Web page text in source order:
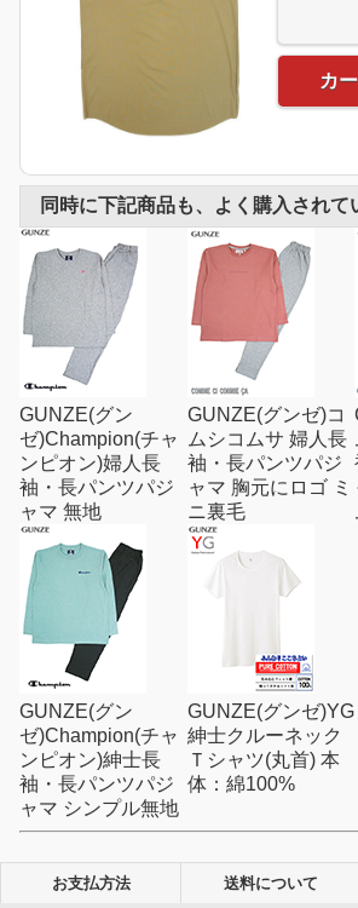
カ
同時に下記商品も、よく購入されて
GUNZE(グン
ゼ)Champion(チャ
ンピオン)婦人長
袖・長パンツパジ
ャマ 無地
GUNZE(グンゼ)コ
ムシコムサ 婦人長
袖・長パンツパジ
ャマ 胸元にロゴ ミ
ニ裏毛
GUNZE(グン
ゼ)Champion(チャ
ンピオン)紳士長
袖・長パンツパジ
ャマ シンプル無地
GUNZE(グンゼ)YG
紳士クルーネック
Ｔシャツ(丸首) 本
体：綿100%
お支払方法 送料について